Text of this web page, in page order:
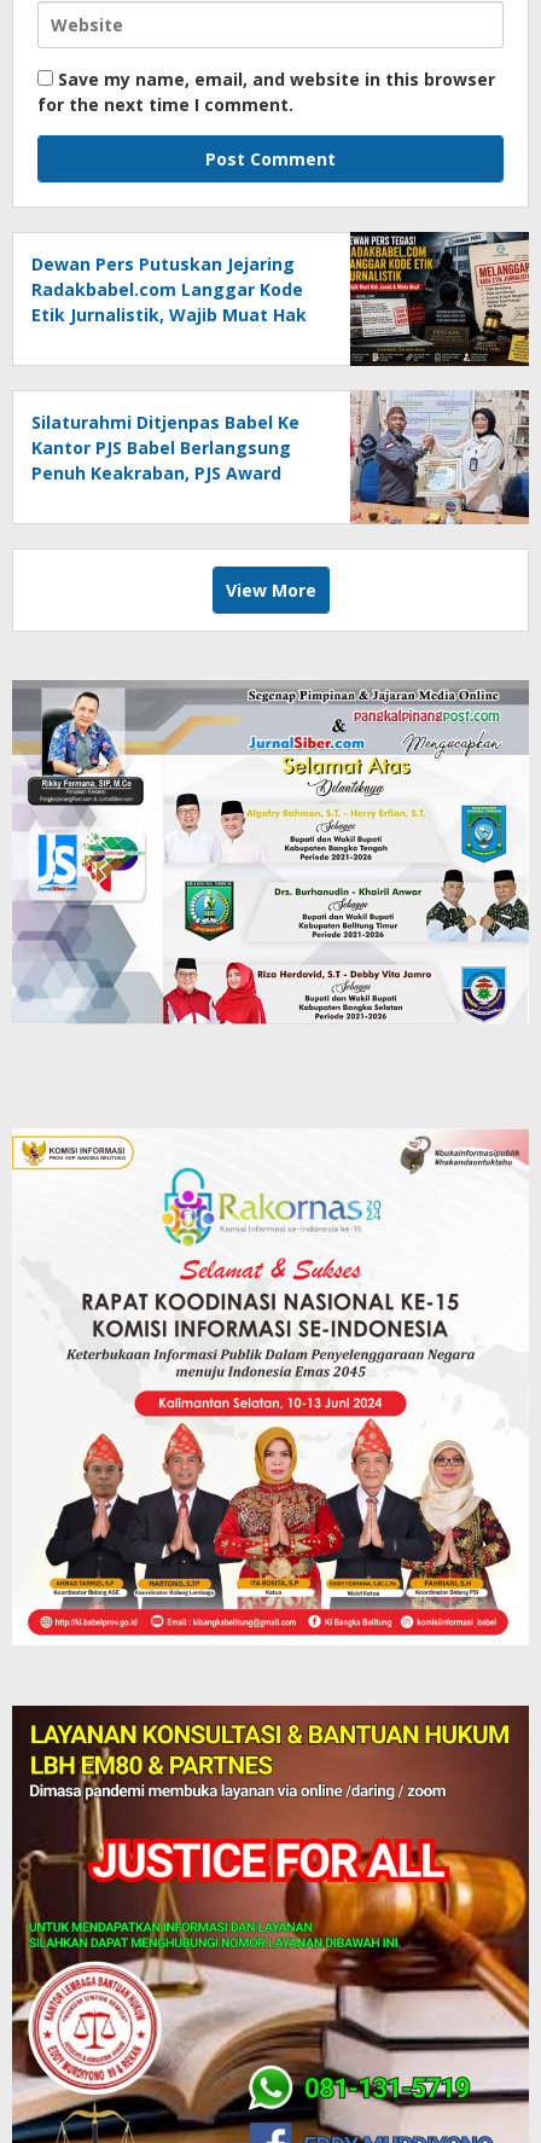
Save my name, email, and website in this browser
for the next time I comment.
Dewan Pers Putuskan Jejaring
Radakbabel.com Langgar Kode
Etik Jurnalistik, Wajib Muat Hak
Silaturahmi Ditjenpas Babel Ke
Kantor PJS Babel Berlangsung
Penuh Keakraban, PJS Award
Agustina
View More